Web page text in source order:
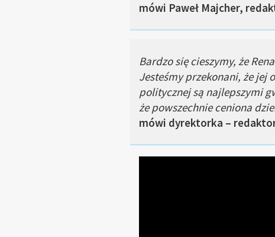
mówi Paweł Majcher,
Bardzo się cieszymy, że
Jesteśmy przekonani, że jej
politycznej są najlepszymi
że powszechnie ceniona
mówi dyrektorka –